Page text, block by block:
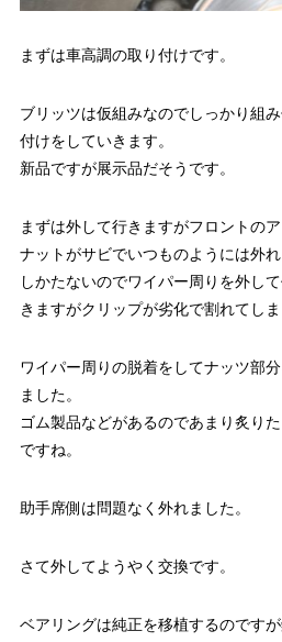
まずは車高調の取り付けです。
ブリッツは仮組みなのでしっかり組
付けをしていきます。
新品ですが展示品だそうです。
まずは外して行きますがフロントの
ナットがサビでいつものようには外れ
しかたないのでワイパー周りを外し
きますがクリップが劣化で割れてし
ワイパー周りの脱着をしてナッツ部
ました。
ゴム製品などがあるのであまり炙り
ですね。
助手席側は問題なく外れました。
さて外してようやく交換です。
ベアリングは純正を移植するのですが